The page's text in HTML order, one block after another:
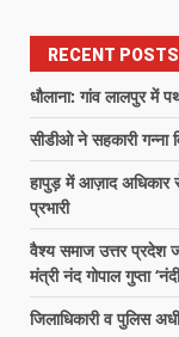
RECENT POSTS
धौलाना: गांव लालपुर में
सीडीओ ने सहकारी गन्ना
हापुड़ में आज़ाद अधिकार
प्रभारी
वैश्य समाज उत्तर
मंत्री नंद गोपाल गुप्ता
जिलाधिकारी व पुलिस